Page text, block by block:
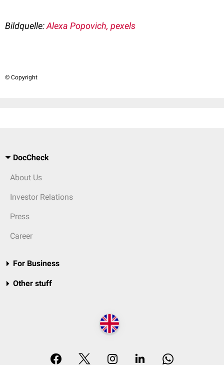
Bildquelle:Alexa Popovich, pexels
© Copyright
DocCheck
About Us
Investor Relations
Press
Career
For Business
Other stuff